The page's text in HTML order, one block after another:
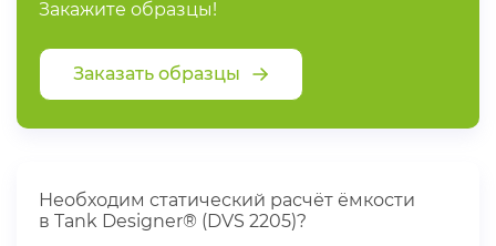
Закажите образцы!
Заказать образцы
Необходим статический расчёт ёмкости
в Tank Designer® (DVS 2205)?